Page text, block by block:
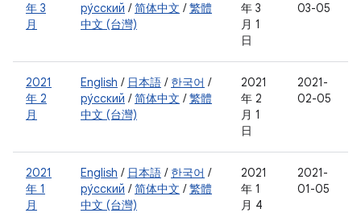
年 3
月
ру́сский /简体中文 /繁體
中文 (台灣)
年 3
月 1
日
03-05
2021
年 2
月
English / 日本語 / 한국어 /
ру́сский /简体中文 /繁體
中文 (台灣)
2021
年 2
月 1
日
2021-
02-05
2021
年 1
月
English / 日本語 / 한국어 /
ру́сский /简体中文 /繁體
中文 (台灣)
2021
年 1
月 4
2021-
01-05